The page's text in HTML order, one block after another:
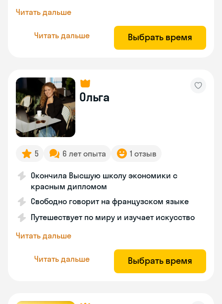
Читать дальше
Читать дальше Выбрать время
Ольга
5 6 лет опыта 1 отзыв
Окончила Высшую школу экономики с
красным дипломом
Свободно говорит на французском языке
Путешествует по миру и изучает искусство
Читать дальше
Читать дальше Выбрать время